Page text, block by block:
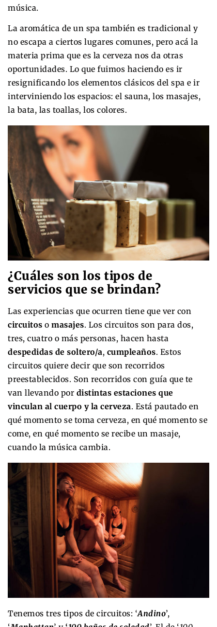
música.
La aromática de un spa también es tradicional y
no escapa a ciertos lugares comunes, pero acá la
materia prima que es la cerveza nos da otras
oportunidades. Lo que fuimos haciendo es ir
resignificando los elementos clásicos del spa e ir
interviniendo los espacios: el sauna, los masajes,
la bata, las toallas, los colores.
¿Cuáles son los tipos de
servicios que se brindan?
Las experiencias que ocurren tiene que ver con
circuitos o masajes. Los circuitos son para dos,
tres, cuatro o más personas, hacen hasta
despedidas de soltero/a, cumpleaños. Estos
circuitos quiere decir que son recorridos
preestablecidos. Son recorridos con guía que te
van llevando por distintas estaciones que
vinculan al cuerpo y la cerveza. Está pautado en
qué momento se toma cerveza, en qué momento se
come, en qué momento se recibe un masaje,
cuando la música cambia.
Tenemos tres tipos de circuitos: ‘Andino’,